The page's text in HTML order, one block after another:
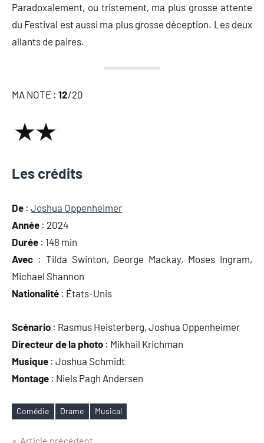
Paradoxalement, ou tristement, ma plus grosse attente
du Festival est aussi ma plus grosse déception. Les deux
allants de paires.
MA NOTE : 12/20
Les crédits
De : Joshua Oppenheimer
Année : 2024
Durée : 148 min
Avec : Tilda Swinton, George Mackay, Moses Ingram,
Michael Shannon
Nationalité : États-Unis
Scé­na­rio : Ras­mus Heis­ter­berg, Joshua Oppenheimer
Direc­teur de la pho­to : Mikhail Krichman
Musique : Joshua Schmidt
Mon­tage : Niels Pagh Andersen
Étiquettes
Comédie Drame Musical
Article précédent